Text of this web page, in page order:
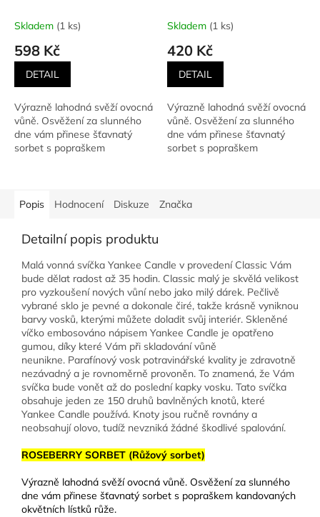
623 g
Skladem (1 ks)
598 Kč
DETAIL
Výrazně lahodná svěží ovocná
vůně. Osvěžení za slunného
dne vám přinese šťavnatý
sorbet s popraškem
411 g
Skladem (1 ks)
420 Kč
DETAIL
Výrazně lahodná svěží ovocná
vůně. Osvěžení za slunného
dne vám přinese šťavnatý
sorbet s popraškem
Popis Hodnocení Diskuze Značka
Detailní popis produktu
Malá vonná svíčka Yankee Candle v provedení Classic Vám
bude dělat radost až 35 hodin. Classic malý je skvělá velikost
pro vyzkoušení nových vůní nebo jako milý dárek. Pečlivě
vybrané sklo je pevné a dokonale čiré, takže krásně vyniknou
barvy vosků, kterými můžete doladit svůj interiér. Skleněné
víčko embosováno nápisem Yankee Candle je opatřeno
gumou, díky které Vám při skladování vůně
neunikne. Parafínový vosk potravinářské kvality je zdravotně
nezávadný a je rovnoměrně provoněn. To znamená, že Vám
svíčka bude vonět až do poslední kapky vosku. Tato svíčka
obsahuje jeden ze 150 druhů bavlněných knotů, které
Yankee Candle používá. Knoty jsou ručně rovnány a
neobsahují olovo, tudíž nevzniká žádné škodlivé spalování.
ROSEBERRY SORBET (Růžový sorbet)
Výrazně lahodná svěží ovocná vůně. Osvěžení za slunného
dne vám přinese šťavnatý sorbet s popraškem kandovaných
okvětních lístků růže.